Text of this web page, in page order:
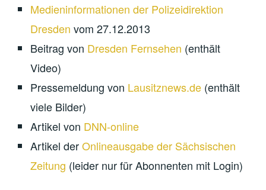
Medieninformationen der Polizeidirektion
Dresden vom 27.12.2013
Beitrag von Dresden Fernsehen (enthält
Video)
Pressemeldung von Lausitznews.de (enthält
viele Bilder)
Artikel von DNN-online
Artikel derOnlineausgabe der Sächsischen
Zeitung (leider nur für Abonnenten mit Login)